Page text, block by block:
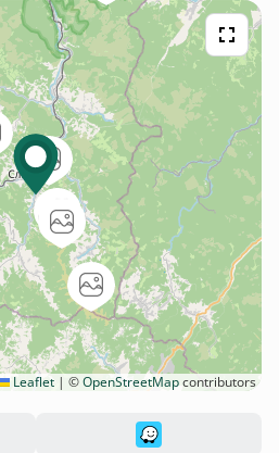
Leaflet | ©OpenStreetMapcontributors